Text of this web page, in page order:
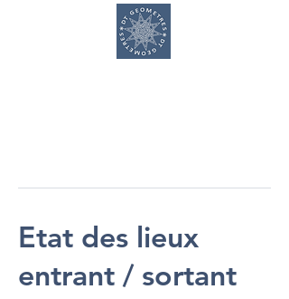
Etat des lieux
entrant / sortant